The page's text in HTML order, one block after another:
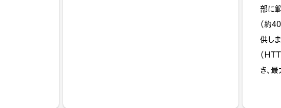
部に
（約
供し
（
き、